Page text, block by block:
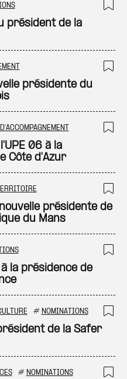
président de la
présidente du
06 à la
Côte d'Azur
présidente de
du Mans
la présidence de
# NOMINATIONS
de la Safer
# NOMINATIONS